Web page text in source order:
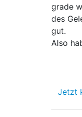
grade
des
gut.
Also
Jetzt